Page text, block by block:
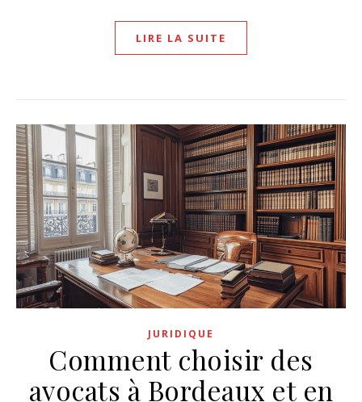
LIRE LA SUITE
JURIDIQUE
Comment choisir des
avocats à Bordeaux et en